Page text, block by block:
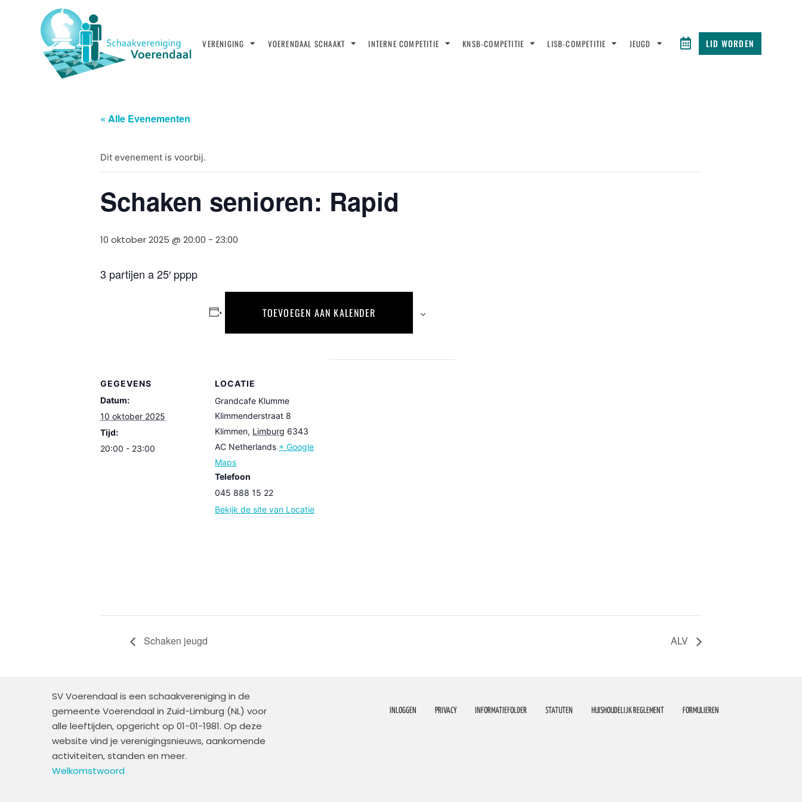
VERENIGING VOERENDAAL SCHAAKT INTERNE COMPETITIE KNSB-COMPETITIE LISB-COMPETITIE JEUGD LID WORDEN
« Alle Evenementen
Dit evenement is voorbij.
Schaken senioren: Rapid
10 oktober 2025 @ 20:00 - 23:00
3 partijen a 25′ pppp
TOEVOEGEN AAN KALENDER
GEGEVENS
Datum:
10 oktober 2025
Tijd:
20:00 - 23:00
LOCATIE
Grandcafe Klumme
Klimmenderstraat 8
Klimmen, Limburg 6343
AC Netherlands + Google
Maps
Telefoon
045 888 15 22
Bekijk de site van Locatie
Schaken jeugd ALV
SV Voerendaal is een schaakvereniging in de
gemeente Voerendaal in Zuid-Limburg (NL) voor
alle leeftijden, opgericht op 01-01-1981. Op deze
website vind je verenigingsnieuws, aankomende
activiteiten, standen en meer.
Welkomstwoord
INLOGGEN PRIVACY INFORMATIEFOLDER STATUTEN HUISHOUDELIJK REGLEMENT FORMULIEREN